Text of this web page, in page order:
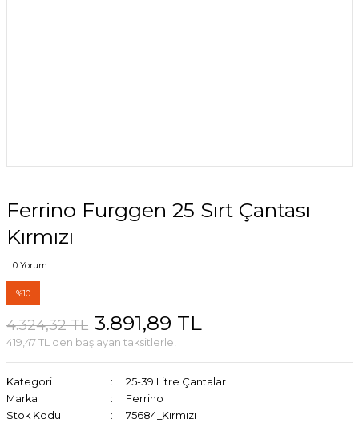
Ferrino Furggen 25 Sırt Çantası
Kırmızı
0 Yorum
%10
4.324,32 TL 3.891,89 TL
419,47 TL den başlayan taksitlerle!
Kategori
25-39 Litre Çantalar
Marka
Ferrino
Stok Kodu
75684_Kırmızı